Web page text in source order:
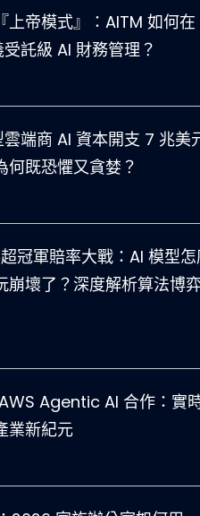
上帝模式』：AITM 如何在
託級 AI 財務管理？
端商 AI 資本開支 7 兆美
何既恐懼又貪婪？
冠軍賠率大戰：AI 模型怎
崩壞了？深度解析算法博
Agentic AI 合作：實
業新紀元